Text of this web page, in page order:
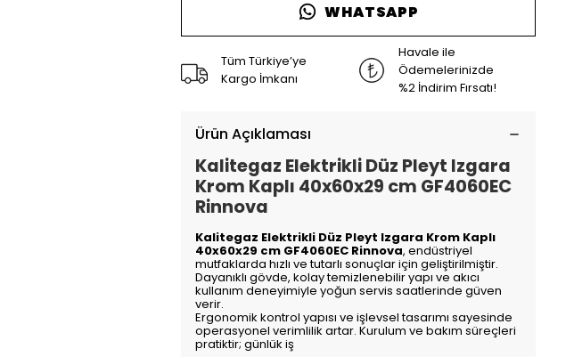
WHATSAPP
Tüm Türkiye’ye
Kargo İmkanı
Havale ile
Ödemelerinizde
%2 İndirim Fırsatı!
Ürün Açıklaması
Kalitegaz Elektrikli Düz Pleyt Izgara
Krom Kaplı 40x60x29 cm GF4060EC
Rinnova
Kalitegaz Elektrikli Düz Pleyt Izgara Krom Kaplı
40x60x29 cm GF4060EC Rinnova, endüstriyel
mutfaklarda hızlı ve tutarlı sonuçlar için geliştirilmiştir.
Dayanıklı gövde, kolay temizlenebilir yapı ve akıcı
kullanım deneyimiyle yoğun servis saatlerinde güven
verir.
Ergonomik kontrol yapısı ve işlevsel tasarımı sayesinde
operasyonel verimlilik artar. Kurulum ve bakım süreçleri
pratiktir; günlük iş